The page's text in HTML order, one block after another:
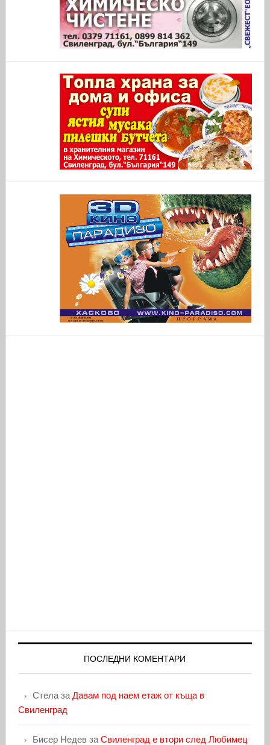
ПОСЛЕДНИ КОМЕНТАРИ
Стелаза Давам под наем етаж от къща в
Свиленград
Бисер Недевза Свиленград е втори след Любимец